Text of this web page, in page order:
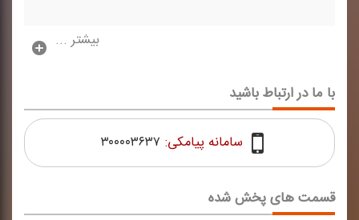
بیشتر ...
قسمت های پخش شده
با ما در ارتباط باشید
سامانه پیامکی: ۳۰۰۰۰۳۶۳۷